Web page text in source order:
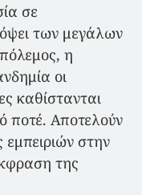
σε
των μεγάλων
η
οι
καθίστανται
ποτέ. Αποτελούν
στην
της